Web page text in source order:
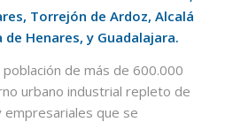
Torrejón de Ardoz, Alcalá
Henares, y Guadalajara.
de más de 600.000
urbano industrial repleto de
que se